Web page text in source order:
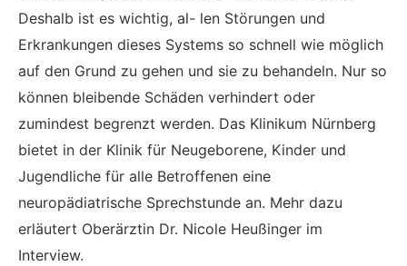
Deshalb ist es wichtig, al- len Störungen und
Erkrankungen dieses Systems so schnell wie möglich
auf den Grund zu gehen und sie zu behandeln. Nur so
können bleibende Schäden verhindert oder
zumindest begrenzt werden. Das Klinikum Nürnberg
bietet in der Klinik für Neugeborene, Kinder und
Jugendliche für alle Betroffenen eine
neuropädiatrische Sprechstunde an. Mehr dazu
erläutert Oberärztin Dr. Nicole Heußinger im
Interview.